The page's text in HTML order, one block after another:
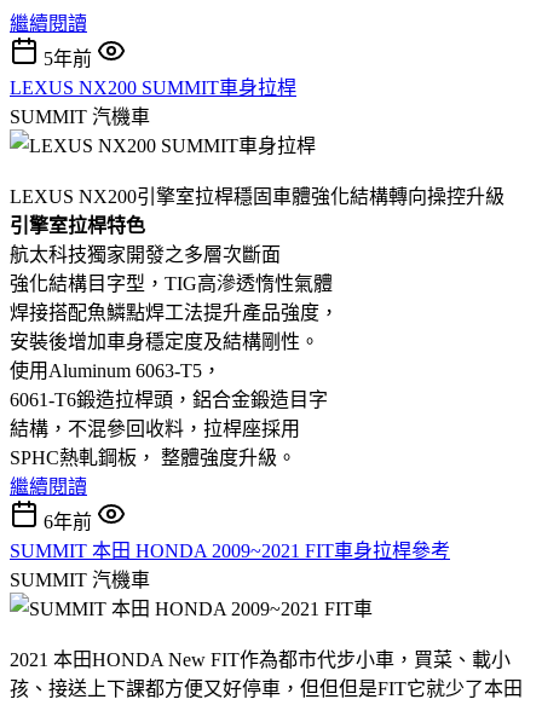
繼續閱讀
5年前
LEXUS NX200 SUMMIT車身拉桿
SUMMIT 汽機車
LEXUS NX200引擎室拉桿穩固車體強化結構轉向操控升級
引擎室拉桿特色
航太科技獨家開發之多層次斷面
強化結構目字型，TIG高滲透惰性氣體
焊接搭配魚鱗點焊工法提升產品強度，
安裝後增加車身穩定度及結構剛性。
使用Aluminum 6063-T5，
6061-T6鍛造拉桿頭，鋁合金鍛造目字
結構，不混參回收料，拉桿座採用
SPHC熱軋鋼板， 整體強度升級。
繼續閱讀
6年前
SUMMIT 本田 HONDA 2009~2021 FIT車身拉桿參考
SUMMIT 汽機車
2021 本田HONDA New FIT作為都市代步小車，買菜、載小
孩、接送上下課都方便又好停車，但但但是FIT它就少了本田